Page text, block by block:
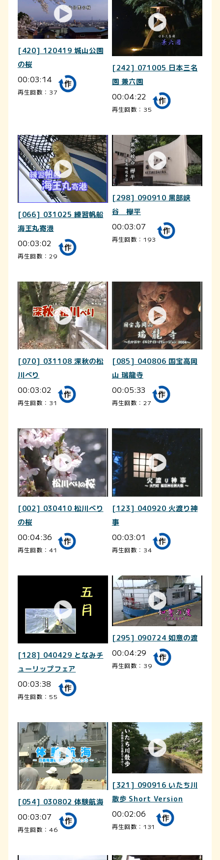
[420] 120419 城山公園
の桜
00:03:14
再生回数：37
[242] 071005 日本三名
園 兼六園
00:04:22
再生回数：35
[066] 031025 練習帆船
海王丸寄港
00:03:02
再生回数：29
[298] 090910 黒部峡
谷 欅平
00:03:07
再生回数：193
[070] 031108 深秋の松
川べり
00:03:02
再生回数：31
[085] 040806 国宝高岡
山 瑞龍寺
00:05:33
再生回数：27
[002] 030410 松川べり
の桜
00:04:36
再生回数：41
[123] 040920 火渡り神
事
00:03:01
再生回数：34
[128] 040429 となみチ
ューリップフェア
00:03:38
再生回数：55
[295] 090724 如意の渡
00:04:29
再生回数：39
[054] 030802 体験航海
00:03:07
再生回数：46
[321] 090916 いたち川
散歩 Short Version
00:02:06
再生回数：131